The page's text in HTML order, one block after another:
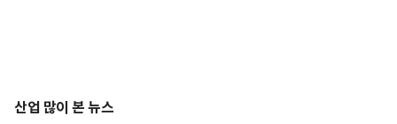
산업 많이 본 뉴스